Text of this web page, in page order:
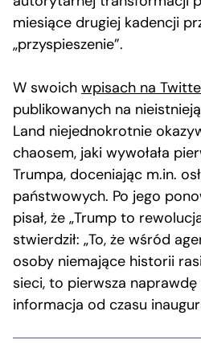
miesiące drugiej kadencji
„przyspieszenie”.
W swoich wpisach na
publikowanych na
Land niejednokrotnie
chaosem, jaki wywołała
Trumpa, doceniając m.in.
państwowych. Po jego
pisał, że „Trump to
stwierdził: „To, że wśród
osoby niemające historii
sieci, to pierwsza
informacja od czasu